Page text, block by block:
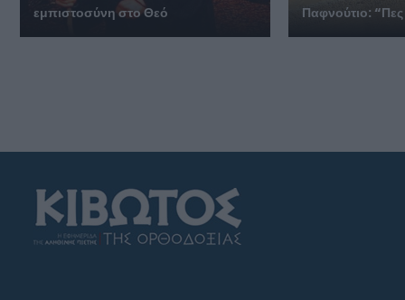
εμπιστοσύνη στο Θεό
Παφνούτιο: